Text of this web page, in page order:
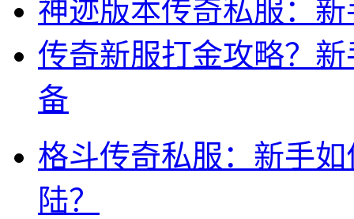
神迹版本传奇私服：
传奇新服打金攻略？
备
格斗传奇私服：新手
陆？